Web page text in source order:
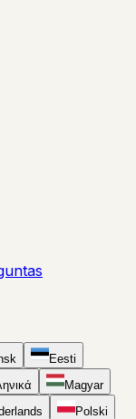
Eesti
Magyar
Polski